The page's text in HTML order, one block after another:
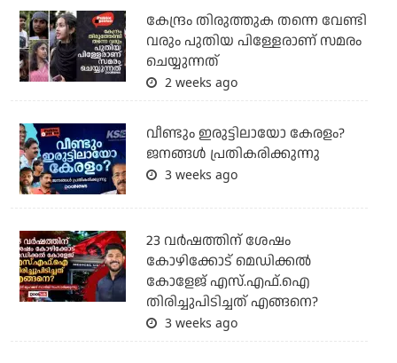
കേന്ദ്രം തിരുത്തുക തന്നെ വേണ്ടി
വരും പുതിയ പിള്ളേരാണ് സമരം
ചെയ്യുന്നത്
2 weeks ago
വീണ്ടും ഇരുട്ടിലായോ കേരളം?
ജനങ്ങൾ പ്രതികരിക്കുന്നു
3 weeks ago
23 വർഷത്തിന് ശേഷം
കോഴിക്കോട് മെഡിക്കൽ
കോളേജ് എസ്.എഫ്.ഐ
തിരിച്ചുപിടിച്ചത് എങ്ങനെ?
3 weeks ago